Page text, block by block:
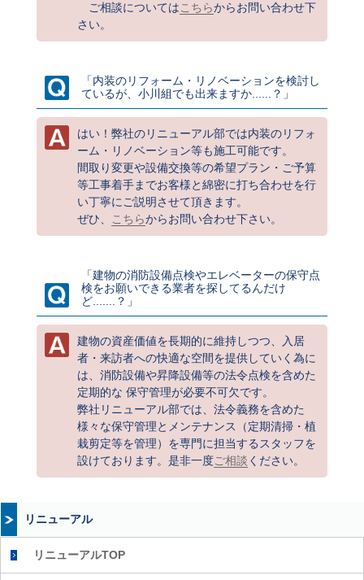
ご相談についてはこちらからお問い合わせ下
さい。
「内装のリフォーム・リノベーションを検討し
ているが、小川組でも出来ますか......？」
はい！弊社のリニューアル部では内装のリフォ
ーム・リノベーション等も施工可能です。
間取り変更や設備交換等の希望プラン・ご予算
等工事着手までお客様と綿密に打ち合わせを行
い丁寧にご説明させて頂きます。
ぜひ、
こちらからお問い合わせ下さい。
「建物の消防設備点検やエレベーターの保守点
検をお願いできる業者を探してるんだけ
ど.......？」
建物の資産価値を長期的に維持しつつ、入居
者・来訪者への快適な空間を提供していく為に
は、消防設備や昇降設備等の法令点検を含めた
定期的な 保守管理が必要不可欠です。
弊社リニューアル部では、法令義務を含めた
様々な保守管理とメンテナンス（定期清掃・植
栽剪定等を管理）を専門に担当するスタッフを
設けております。是非一度ご相談 ください。
リニューアル
リニューアルTOP